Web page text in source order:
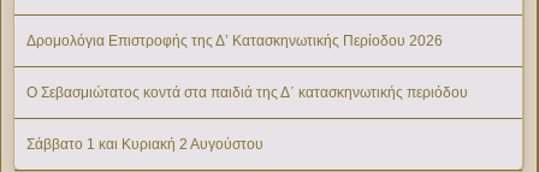
Δρομολόγια Επιστροφής της Δ’ Κατασκηνωτικής Περίοδου 2026
Ο Σεβασμιώτατος κοντά στα παιδιά της Δ΄ κατασκηνωτικής περιόδου
Σάββατο 1 και Κυριακή 2 Αυγούστου